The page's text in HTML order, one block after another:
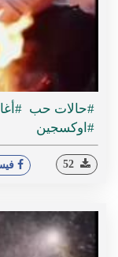
#حالات حب
#اوكسجين